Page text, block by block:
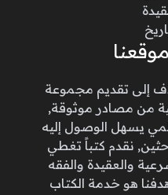
إلى تقديم مجموعة
من مصادر موثوقة,
يسهل الوصول إليه
نقدم كتباً تغطي
والعقيدة والفقه
هو خدمة الكتاب